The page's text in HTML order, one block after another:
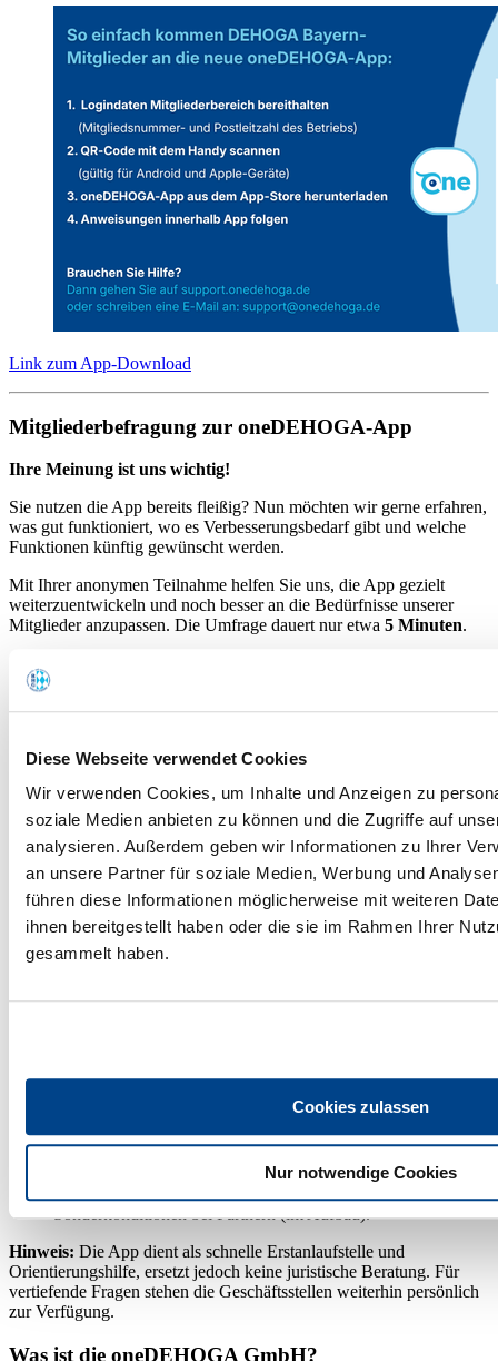
Diese Webseite verwendet Cookies
Wir verwenden Cookies, um Inhalte und Anzeigen zu
soziale Medien anbieten zu können und die Zugriffe auf
analysieren. Außerdem geben wir Informationen zu Ihrer
an unsere Partner für soziale Medien, Werbung und
führen diese Informationen möglicherweise mit weiteren
ihnen bereitgestellt haben oder die sie im Rahmen Ihrer
gesammelt haben.
Cookies zulassen
Nur notwendige Cookies
Link zum App-Download
Mitgliederbefragung zur oneDEHOGA-App
Ihre Meinung ist uns wichtig!
Sie nutzen die App bereits fleißig? Nun möchten wir gerne erfahren,
was gut funktioniert, wo es Verbesserungsbedarf gibt und welche
Funktionen künftig gewünscht werden.
Mit Ihrer anonymen Teilnahme helfen Sie uns, die App gezielt
weiterzuentwickeln und noch besser an die Bedürfnisse unserer
Mitglieder anzupassen. Die Umfrage dauert nur etwa 5 Minuten.
Das Gastgewerbe ist geprägt von Zeitdruck, Bürokratie und
laufenden gesetzlichen Anpassungen. Die oneDEHOGA-App
bündelt das vorhandene DEHOGA-Wissen in einem schlanken,
modernen Werkzeug. Statt lange zu recherchieren erhalten Sie
gezielte, sofort verfügbare Antworten – unterstützt durch KI-
Technologie, die sichausschließlich aus verifizierten DEHOGA-
Inhalten
speist.
Das bietet Ihnen die App
Eilmeldungen:Information bei wichtigen Themen
Merkliste & Teilen: Beiträge speichern und unkompliziert an
Kolleginnen/Kollegen weitergeben.
Sonderkonditionen bei Partnern (im Aufbau).
Hinweis: Die App dient als schnelle Erstanlaufstelle und
Orientierungshilfe, ersetzt jedoch keine juristische Beratung. Für
vertiefende Fragen stehen die Geschäftsstellen weiterhin persönlich
zur Verfügung.
Was ist die oneDEHOGA GmbH?